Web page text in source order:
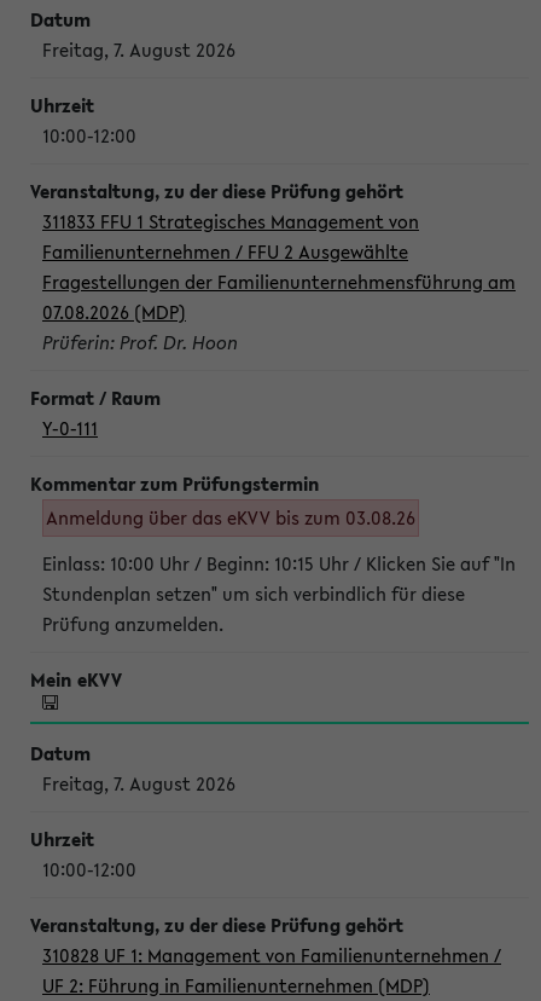
Freitag, 7. August 2026
10:00-12:00
311833 FFU 1 Strategisches Management von
Familienunternehmen / FFU 2 Ausgewählte
Fragestellungen der Familienunternehmensführung am
07.08.2026 (MDP)
Prüferin: Prof. Dr. Hoon
Y-0-111
Anmeldung über das eKVV bis zum 03.08.26
Einlass: 10:00 Uhr / Beginn: 10:15 Uhr / Klicken Sie auf "In
Stundenplan setzen" um sich verbindlich für diese
Prüfung anzumelden.
Freitag, 7. August 2026
10:00-12:00
310828 UF 1: Management von Familienunternehmen /
UF 2: Führung in Familienunternehmen (MDP)